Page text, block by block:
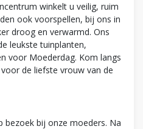
winkelt u veilig, ruim
ook voorspellen, bij ons in
droog en verwarmd. Ons
leukste tuinplanten,
voor Moederdag. Kom langs
de liefste vrouw van de
bezoek bij onze moeders. Na